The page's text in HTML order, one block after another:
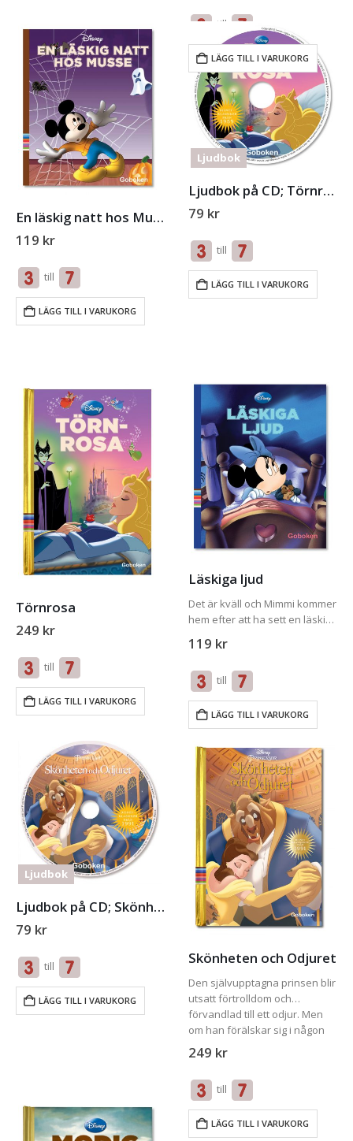
till
LÄGG TILL I VARUKORG
En läskig natt hos Musse
119 kr
till
LÄGG TILL I VARUKORG
Ljudbok
Ljudbok på CD; Törnrosa
79 kr
till
LÄGG TILL I VARUKORG
Törnrosa
249 kr
till
LÄGG TILL I VARUKORG
Läskiga ljud
Det är kväll och Mimmi kommer
hem efter att ha sett en läskig
några märkliga ljud från
119 kr
till
LÄGG TILL I VARUKORG
Ljudbok
Ljudbok på CD; Skönheten och Odjuret
79 kr
till
LÄGG TILL I VARUKORG
Skönheten och Odjuret
Den självupptagna prinsen blir
utsatt förtrolldom och
förvandlad till ett odjur. Men
om han förälskar sig i någon
annan än sig själv, bryts
trolldomen.
249 kr
till
LÄGG TILL I VARUKORG